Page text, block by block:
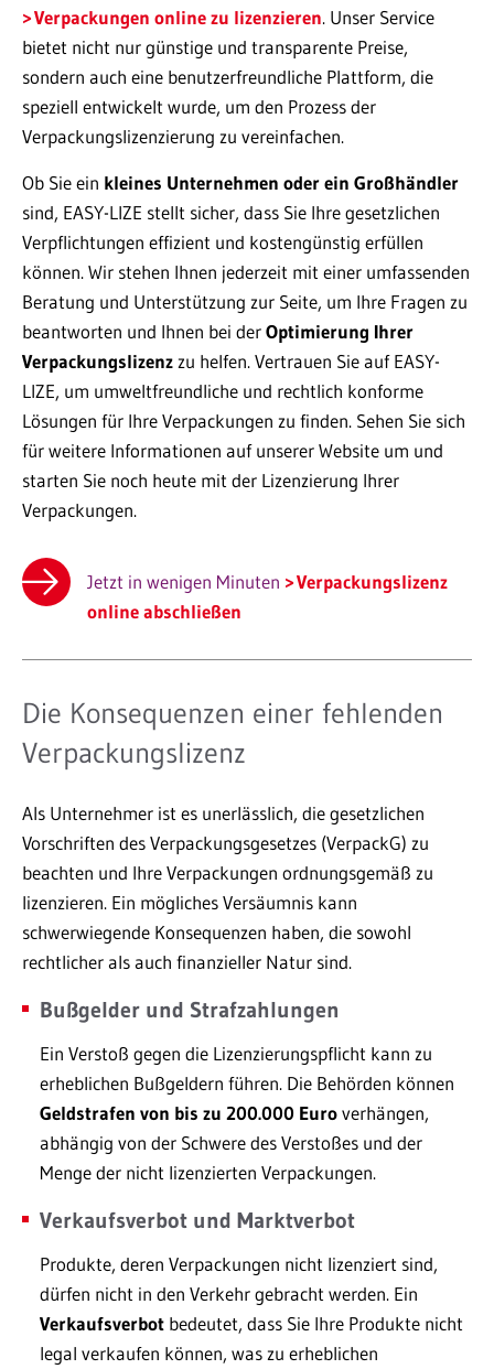
Verpackungen online zu lizenzieren. Unser Service
bietet nicht nur günstige und transparente Preise,
sondern auch eine benutzerfreundliche Plattform, die
speziell entwickelt wurde, um den Prozess der
Verpackungslizenzierung zu vereinfachen.
Ob Sie ein kleines Unternehmen oder ein Großhändler
sind, EASY-LIZE stellt sicher, dass Sie Ihre gesetzlichen
Verpflichtungen effizient und kostengünstig erfüllen
können. Wir stehen Ihnen jederzeit mit einer umfassenden
Beratung und Unterstützung zur Seite, um Ihre Fragen zu
beantworten und Ihnen bei derOptimierung Ihrer
Verpackungslizenzzu helfen. Vertrauen Sie auf EASY-
LIZE, um umweltfreundliche und rechtlich konforme
Lösungen für Ihre Verpackungen zu finden. Sehen Sie sich
für weitere Informationen auf unserer Website um und
starten Sie noch heute mit der Lizenzierung Ihrer
Verpackungen.
Jetzt in wenigen Minuten
Verpackungslizenz
online abschließen
Die Konsequenzen einer fehlenden
Verpackungslizenz
Als Unternehmer ist es unerlässlich, die gesetzlichen
Vorschriften des Verpackungsgesetzes (VerpackG) zu
beachten und Ihre Verpackungen ordnungsgemäß zu
lizenzieren. Ein mögliches Versäumnis kann
schwerwiegende Konsequenzen haben, die sowohl
rechtlicher als auch finanzieller Natur sind.
Bußgelder und Strafzahlungen
Ein Verstoß gegen die Lizenzierungspflicht kann zu
erheblichen Bußgeldern führen. Die Behörden können
Geldstrafen von bis zu 200.000 Euroverhängen,
abhängig von der Schwere des Verstoßes und der
Menge der nicht lizenzierten Verpackungen.
Verkaufsverbot und Marktverbot
Produkte, deren Verpackungen nicht lizenziert sind,
dürfen nicht in den Verkehr gebracht werden. Ein
Verkaufsverbot bedeutet, dass Sie Ihre Produkte nicht
legal verkaufen können, was zu erheblichen